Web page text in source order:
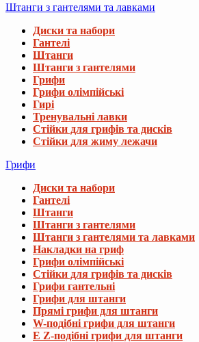
Штанги з гантелями та лавками
Диски та набори
Гантелі
Штанги
Штанги з гантелями
Грифи
Грифи олімпійські
Гирі
Тренувальні лавки
Стійки для грифів та дисків
Стійки для жиму лежачи
Грифи
Диски та набори
Гантелі
Штанги
Штанги з гантелями
Штанги з гантелями та лавками
Накладки на гриф
Грифи олімпійські
Стійки для грифів та дисків
Грифи гантельні
Грифи для штанги
Прямі грифи для штанги
W-подібні грифи для штанги
E Z-подібні грифи для штанги